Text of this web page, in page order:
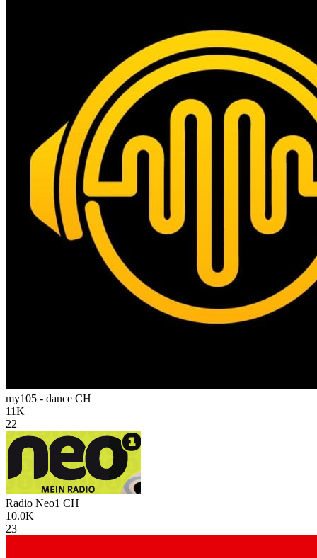
my105 - dance CH
11K
22
Radio Neo1 CH
10.0K
23